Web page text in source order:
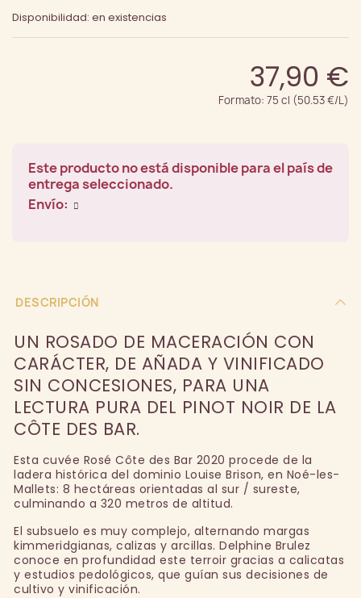
Disponibilidad: en existencias
37,90 €
Formato: 75 cl (50.53 €/L)
Este producto no está disponible para el país de
entrega seleccionado.
Envío:
DESCRIPCIÓN
UN ROSADO DE MACERACIÓN CON
CARÁCTER, DE AÑADA Y VINIFICADO
SIN CONCESIONES, PARA UNA
LECTURA PURA DEL PINOT NOIR DE LA
CÔTE DES BAR.
Esta cuvée Rosé Côte des Bar 2020 procede de la
ladera histórica del dominio Louise Brison, en Noé-les-
Mallets: 8 hectáreas orientadas al sur / sureste,
culminando a 320 metros de altitud.
El subsuelo es muy complejo, alternando margas
kimmeridgianas, calizas y arcillas. Delphine Brulez
conoce en profundidad este terroir gracias a calicatas
y estudios pedológicos, que guían sus decisiones de
cultivo y vinificación.